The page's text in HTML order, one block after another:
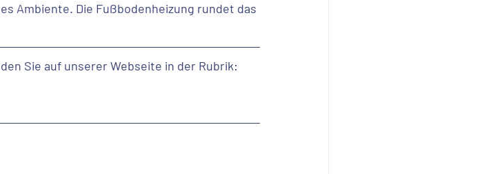
Ambiente. Die Fußbodenheizung rundet das
Sie auf unserer Webseite in der Rubrik: